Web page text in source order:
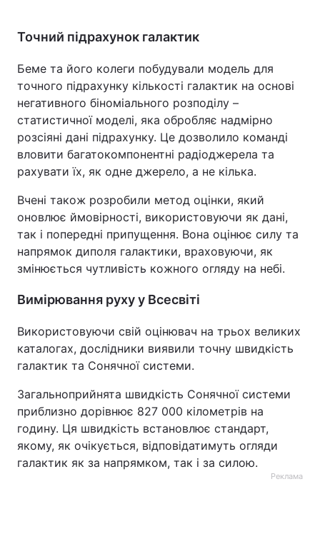
Точний підрахунок галактик
Беме та його колеги побудували модель для
точного підрахунку кількості галактик на основі
негативного біноміального розподілу –
статистичної моделі, яка обробляє надмірно
розсіяні дані підрахунку. Це дозволило команді
вловити багатокомпонентні радіоджерела та
рахувати їх, як одне джерело, а не кілька.
Вчені також розробили метод оцінки, який
оновлює ймовірності, використовуючи як дані,
так і попередні припущення. Вона оцінює силу та
напрямок диполя галактики, враховуючи, як
змінюється чутливість кожного огляду на небі.
Вимірювання руху у Всесвіті
Використовуючи свій оцінювач на трьох великих
каталогах, дослідники виявили точну швидкість
галактик та Сонячної системи.
Загальноприйнята швидкість Сонячної системи
приблизно дорівнює 827 000 кілометрів на
годину. Ця швидкість встановлює стандарт,
якому, як очікується, відповідатимуть огляди
галактик як за напрямком, так і за силою.
Реклама